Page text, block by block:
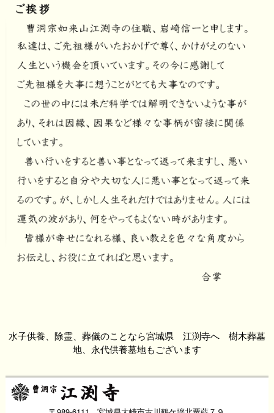
水子供養、除霊、葬儀のことなら宮城県 江渕寺へ 樹木葬墓
地、永代供養墓地もございます